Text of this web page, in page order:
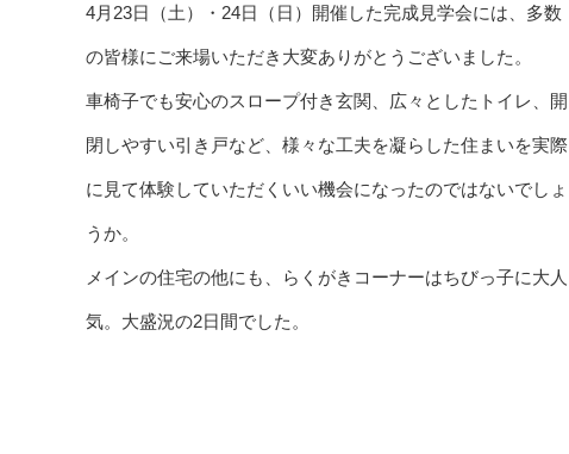
4月23日（土）・24日（日）開催した完成見学会には、多数
の皆様にご来場いただき大変ありがとうございました。
車椅子でも安心のスロープ付き玄関、広々としたトイレ、開
閉しやすい引き戸など、様々な工夫を凝らした住まいを実際
に見て体験していただくいい機会になったのではないでしょ
うか。
メインの住宅の他にも、らくがきコーナーはちびっ子に大人
気。大盛況の2日間でした。